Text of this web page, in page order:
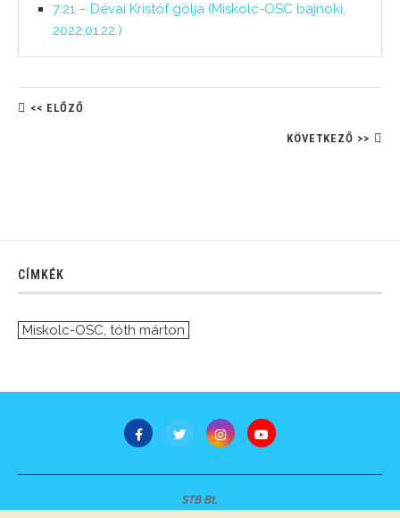
7:21 – Dévai Kristóf gólja (Miskolc-OSC bajnoki,
2022.01.22.)
<< ELŐZŐ
KÖVETKEZŐ >>
CÍMKÉK
Miskolc-OSC, tóth márton
STB Bt.